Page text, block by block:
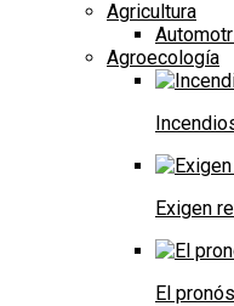
Agricultura
Agroecología
Exigen
El